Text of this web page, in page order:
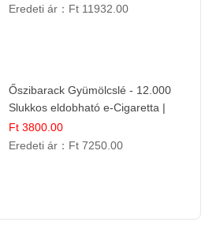
Eredeti ár： Ft 11932.00
Őszibarack Gyümölcslé - 12.000
Slukkos eldobható e-Cigaretta |
Friss Gyümölcs Íz
Ft 3800.00
Eredeti ár： Ft 7250.00